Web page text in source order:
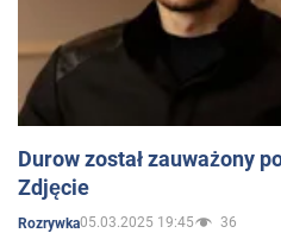
Durow został zauważony
Zdjęcie
Rozrywka05.03.2025 19:45 36